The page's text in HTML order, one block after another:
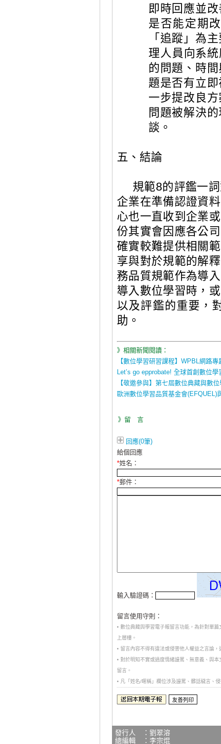
即時回應並
是否能定期
「追蹤」為
理人員向系
的問題、時
題是否有立
一步提改良
問題被解決
談。
五、結論
規範8的評鑑一
企業在準備認證資
心也一直收到企業
份其實會因應各公
確實較難提供相關
享與對於規範的解
務品質規範作為導
導入數位學習時，
以及評鑑的重要，
助。
》相關新聞閱讀：
【數位學習研習課程】WPBL網路專
Let’s go epprobate! 全球首創數位
【敬邀參與】第七屆數位典藏與數
歐洲數位學習品質基金會(EFQUEL)
》留 言
回應(0筆)
給個回應
*姓名：
*郵件：
輸入驗證碼：
留言使用守則：
• 數位典藏與學習電子報留言功能，為針對單
上層樓。
• 留言內容不得有違法或侵害他人權益之言論
• 對於明知不實或過度情緒謾罵、無意義、與
留言。
• 凡「姓名/暱稱」欄位涉及謾罵、髒話穢言、
發行人 ：劉翠溶
總編輯 ：李宗焜